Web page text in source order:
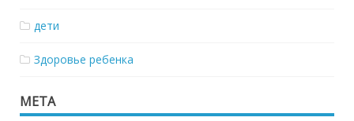
дети
Здоровье ребенка
МЕТА